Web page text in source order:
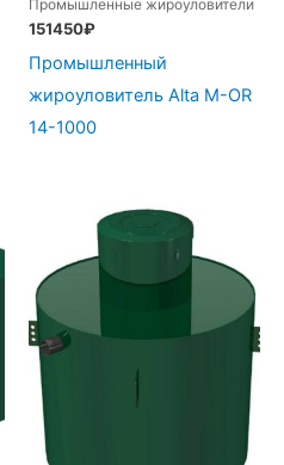
Промышленные жироуловители
151450₽
Промышленный
жироуловитель Alta М-OR
14-1000